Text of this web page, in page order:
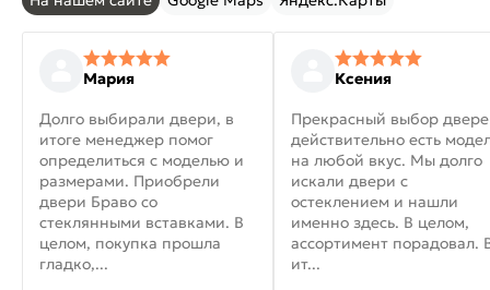
Мария
Долго выбирали двери, в
итоге менеджер помог
определиться с моделью и
размерами. Приобрели
двери Браво со
стеклянными вставками. В
целом, покупка прошла
гладко,...
Ксения
Прекрасный выбор
действительно есть
на любой вкус. Мы долго
искали двери с
остеклением и нашли
именно здесь. В целом,
ассортимент порадовал.
ит...